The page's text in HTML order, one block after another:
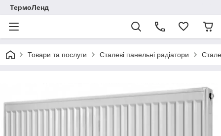
ТермоЛенд
Товари та послуги Сталеві панельні радіатори